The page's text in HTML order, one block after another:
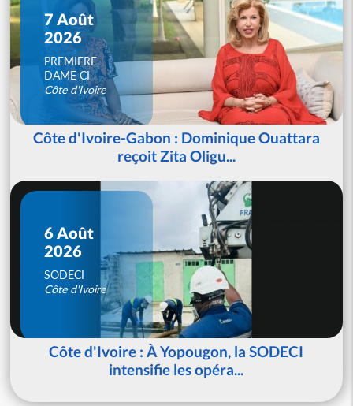
7 Août
2026
PREMIERE
DAME CI
Côte d'Ivoire
Côte d'Ivoire-Gabon : Dominique Ouattara
reçoit Zita Oligu...
6 Août
2026
SODECI
Côte d'Ivoire
Côte d'Ivoire : À Yopougon, la SODECI
intensifie les opéra...